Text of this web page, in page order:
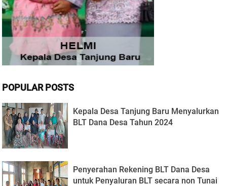
POPULAR POSTS
Kepala Desa Tanjung Baru Menyalurkan
BLT Dana Desa Tahun 2024
Penyerahan Rekening BLT Dana Desa
untuk Penyaluran BLT secara non Tunai